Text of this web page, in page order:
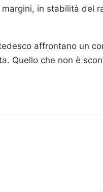
in stabilità del
affrontano un
Quello che non è